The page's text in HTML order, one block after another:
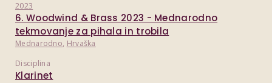
2023
6. Woodwind & Brass 2023 - Mednarodno
tekmovanje za pihala in trobila
Mednarodno, Hrvaška
Disciplina
Klarinet